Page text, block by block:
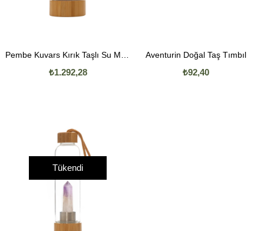
₺1.292,28
Aventurin Doğal Taş Tımbıl
₺92,40
Tükendi